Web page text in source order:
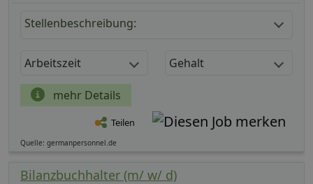
Stellenbeschreibung:
Arbeitszeit Gehalt
mehr Details
Teilen
Quelle: germanpersonnel.de
Bilanzbuchhalter (m/ w/ d)